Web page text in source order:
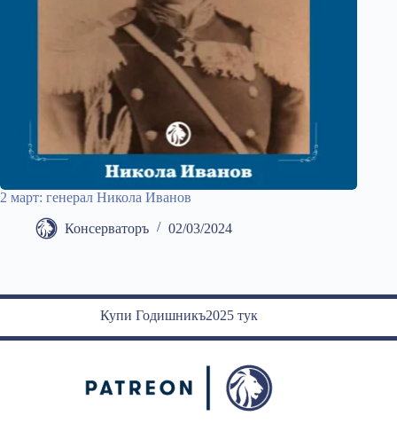
2 март: генерал Никола Иванов
Консерваторъ 02/03/2024
Купи Годишникъ2025 тук